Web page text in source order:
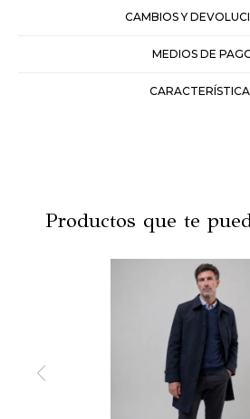
CAMBIOS Y
MEDIOS DE
Productos que te